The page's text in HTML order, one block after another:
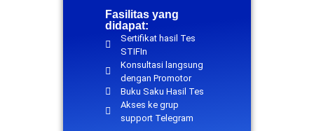
Fasilitas yang
didapat:
Sertifikat hasil Tes
STIFIn
Konsultasi langsung
dengan Promotor
Buku Saku Hasil Tes
Akses ke grup
support Telegram